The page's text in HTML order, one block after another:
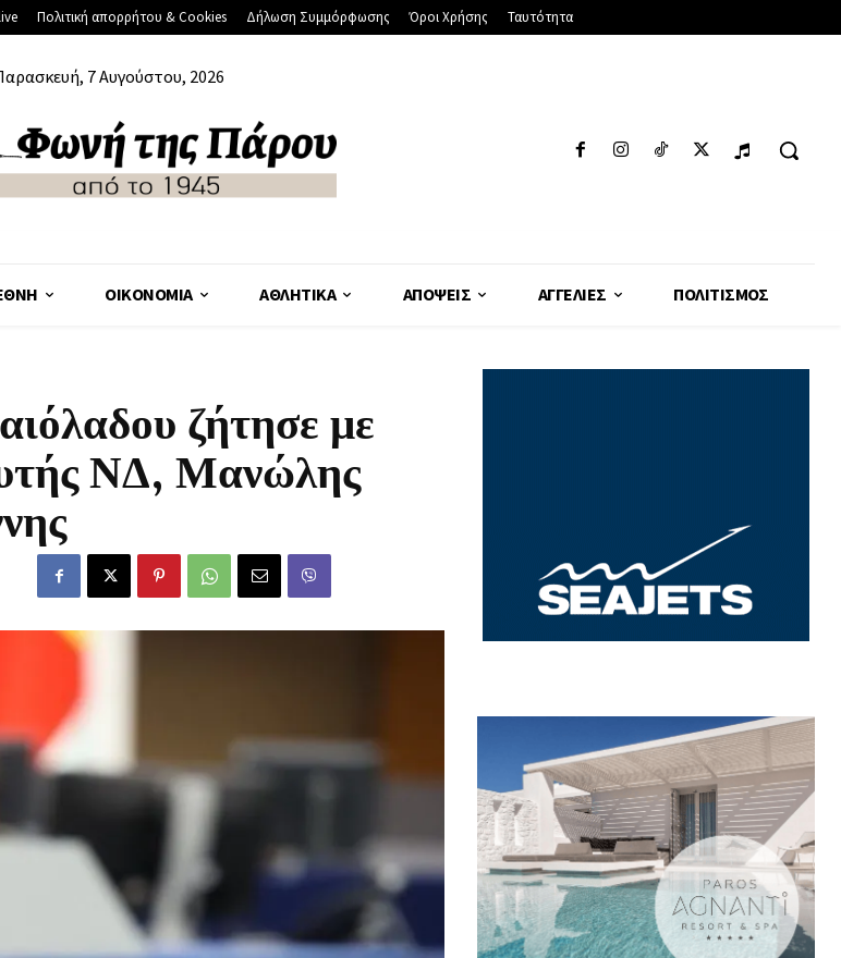
Πολιτική απορρήτου & Cookies Δήλωση Συμμόρφωσης Όροι Χρήσης Ταυτότητα
7 Αυγούστου, 2026
ΟΙΚΟΝΟΜΊΑ ΑΘΛΗΤΙΚΆ ΑΠΌΨΕΙΣ ΑΓΓΕΛΊΕΣ ΠΟΛΙΤΙΣΜΌΣ
ζήτησε με
ΝΔ, Μανώλης